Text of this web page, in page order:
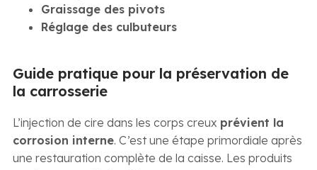
Graissage des pivots
Réglage des culbuteurs
Guide pratique pour la préservation de
la carrosserie
L’injection de cire dans les corps creux prévient la
corrosion interne. C’est une étape primordiale après
une restauration complète de la caisse. Les produits